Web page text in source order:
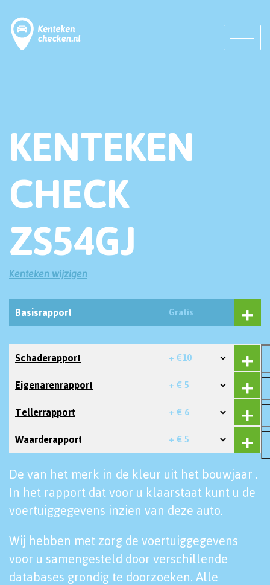
KENTEKEN
CHECK
ZS54GJ
Kenteken wijzigen
Basisrapport Gratis
Schaderapport + €10
Eigenarenrapport + € 5
Tellerrapport + € 6
Waarderapport + € 5
De van het merk in de kleur uit het bouwjaar .
In het rapport dat voor u klaarstaat kunt u de
voertuiggegevens inzien van deze auto.
Wij hebben met zorg de voertuiggegevens
voor u samengesteld door verschillende
databases grondig te doorzoeken. Alle